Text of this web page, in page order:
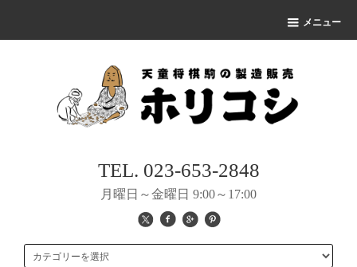
メニュー
TEL. 023-653-2848
月曜日～金曜日 9:00～17:00